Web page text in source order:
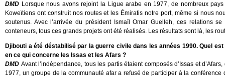
DMD Lorsque nous avons rejoint la Ligue arabe en 1977, de nombreux
Koweïtiens ont construit nos routes et les Émiratis notre port, même si nous
soutenus. Avec l’arrivée du président Ismaïl Omar Guelleh, ces relations
conteneurs, tous ces grands projets ont été réalisés. Les résultats sont là, les
Djibouti a été déstabilisé par la guerre civile dans les années 1990. Quel
en ce qui concerne les Issas et les Afars ?
DMD Avant l’indépendance, tous les partis étaient composés d’Issas et
1977, un groupe de la communauté afar a refusé de participer à la